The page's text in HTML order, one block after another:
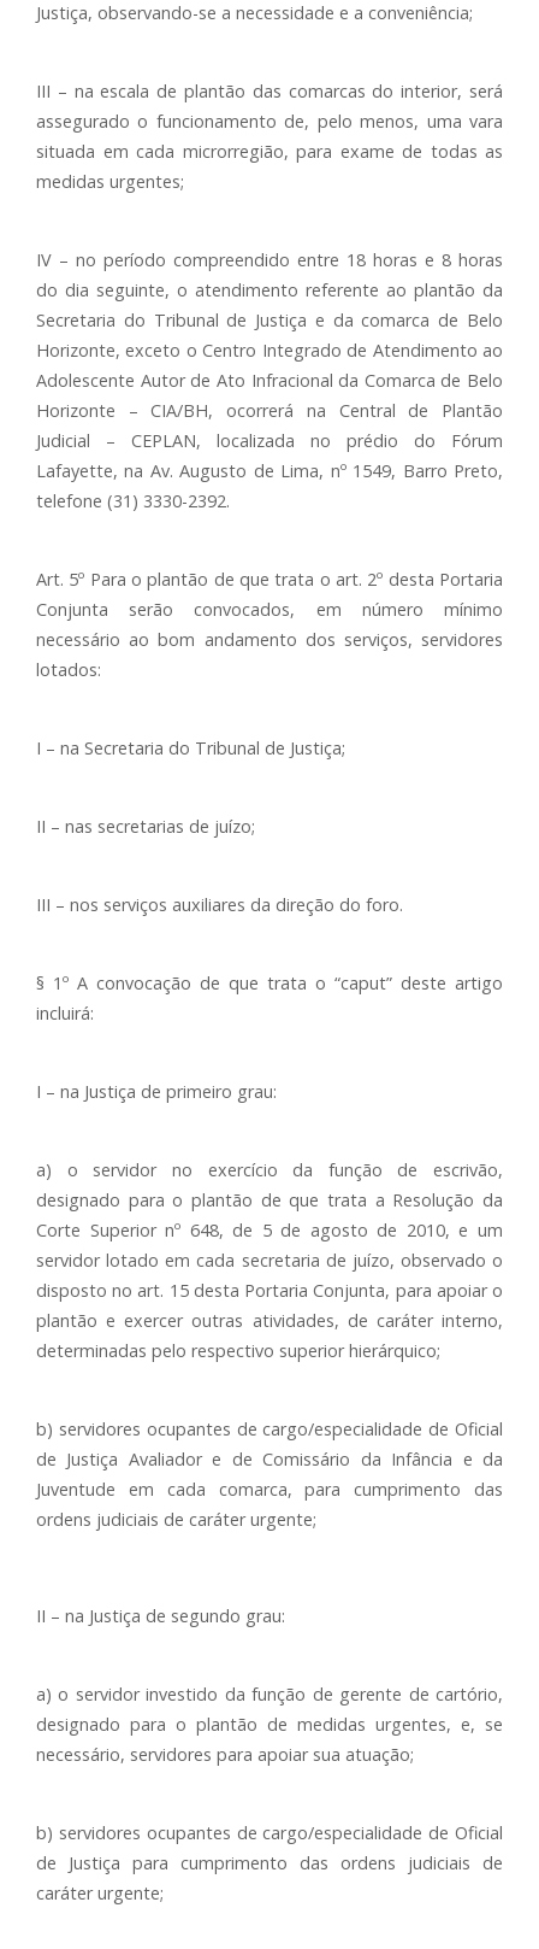
Justiça, observando-se a necessidade e a conveniência;
III – na escala de plantão das comarcas do interior, será
assegurado o funcionamento de, pelo menos, uma vara
situada em cada microrregião, para exame de todas as
medidas urgentes;
IV – no período compreendido entre 18 horas e 8 horas
do dia seguinte, o atendimento referente ao plantão da
Secretaria do Tribunal de Justiça e da comarca de Belo
Horizonte, exceto o Centro Integrado de Atendimento ao
Adolescente Autor de Ato Infracional da Comarca de Belo
Horizonte – CIA/BH, ocorrerá na Central de Plantão
Judicial – CEPLAN, localizada no prédio do Fórum
Lafayette, na Av. Augusto de Lima, nº 1549, Barro Preto,
telefone (31) 3330-2392.
Art. 5º Para o plantão de que trata o art. 2º desta Portaria
Conjunta serão convocados, em número mínimo
necessário ao bom andamento dos serviços, servidores
lotados:
I – na Secretaria do Tribunal de Justiça;
II – nas secretarias de juízo;
III – nos serviços auxiliares da direção do foro.
§ 1º A convocação de que trata o “caput” deste artigo
incluirá:
I – na Justiça de primeiro grau:
a) o servidor no exercício da função de escrivão,
designado para o plantão de que trata a Resolução da
Corte Superior nº 648, de 5 de agosto de 2010, e um
servidor lotado em cada secretaria de juízo, observado o
disposto no art. 15 desta Portaria Conjunta, para apoiar o
plantão e exercer outras atividades, de caráter interno,
determinadas pelo respectivo superior hierárquico;
b) servidores ocupantes de cargo/especialidade de Oficial
de Justiça Avaliador e de Comissário da Infância e da
Juventude em cada comarca, para cumprimento das
ordens judiciais de caráter urgente;
II – na Justiça de segundo grau:
a) o servidor investido da função de gerente de cartório,
designado para o plantão de medidas urgentes, e, se
necessário, servidores para apoiar sua atuação;
b) servidores ocupantes de cargo/especialidade de Oficial
de Justiça para cumprimento das ordens judiciais de
caráter urgente;